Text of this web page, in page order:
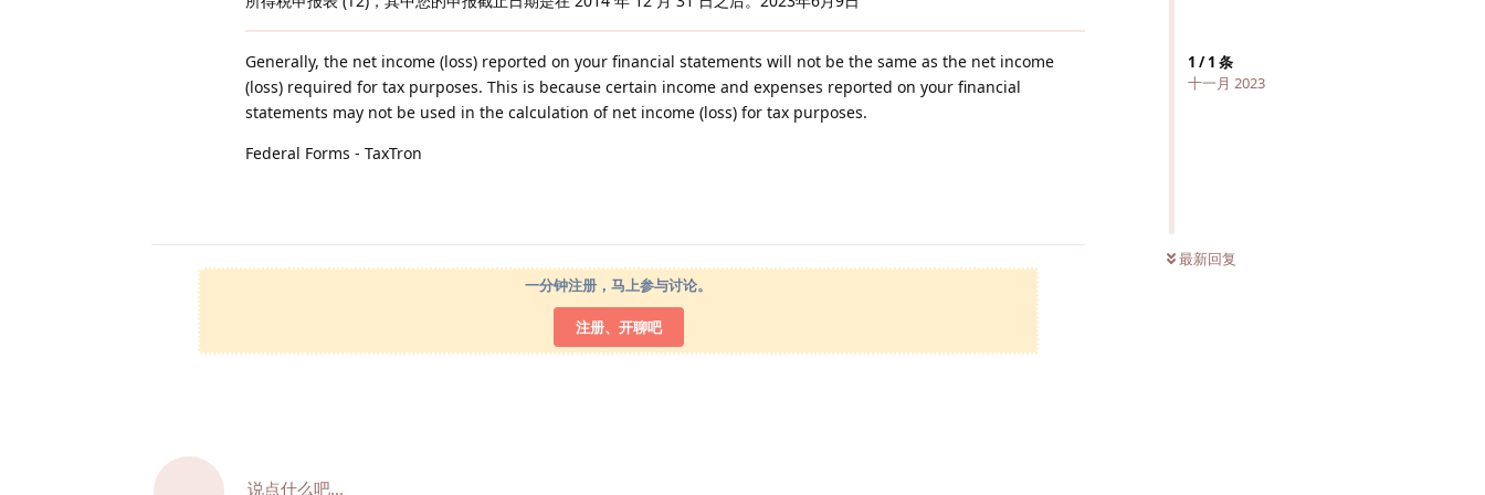
1 /1 条
十一月 2023
最新回复
Generally, the net income (loss) reported on your financial statements will not be the same as the net income
(loss) required for tax purposes. This is because certain income and expenses reported on your financial
statements may not be used in the calculation of net income (loss) for tax purposes.
Federal Forms - TaxTron
一分钟注册，马上参与讨论。
注册、开聊吧
说点什么吧...